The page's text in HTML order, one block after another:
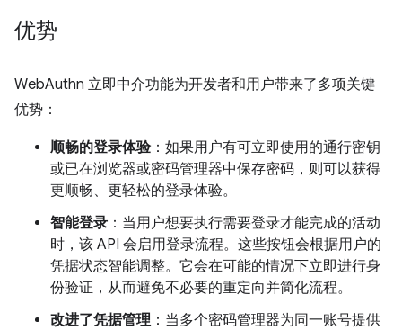
优势
WebAuthn 立即中介功能为开发者和用户带来了多项关键
优势：
顺畅的登录体验：如果用户有可立即使用的通行密钥
或已在浏览器或密码管理器中保存密码，则可以获得
更顺畅、更轻松的登录体验。
智能登录 ：当用户想要执行需要登录才能完成的活动
时，该 API 会启用登录流程。这些按钮会根据用户的
凭据状态智能调整。它会在可能的情况下立即进行身
份验证，从而避免不必要的重定向并简化流程。
改进了凭据管理 ：当多个密码管理器为同一账号提供